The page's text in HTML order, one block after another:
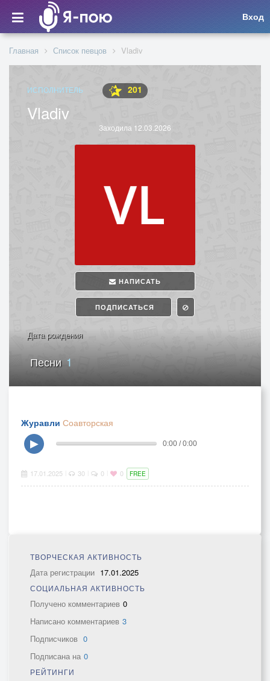
Вход
Главная Список певцов Vladiv
ИСПОЛНИТЕЛЬ 201
Vladiv
Заходила 12.03.2026
НАПИСАТЬ
ПОДПИСАТЬСЯ
Дата рождения
Песни 1
Журавли Соавторская
▶
0:00 / 0:00
17.01.2025 30 0 0 FREE
ТВОРЧЕСКАЯ АКТИВНОСТЬ
Дата регистрации 17.01.2025
СОЦИАЛЬНАЯ АКТИВНОСТЬ
Получено комментариев 0
Написано комментариев 3
Подписчиков 0
Подписана на 0
РЕЙТИНГИ